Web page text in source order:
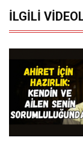
İLGILI